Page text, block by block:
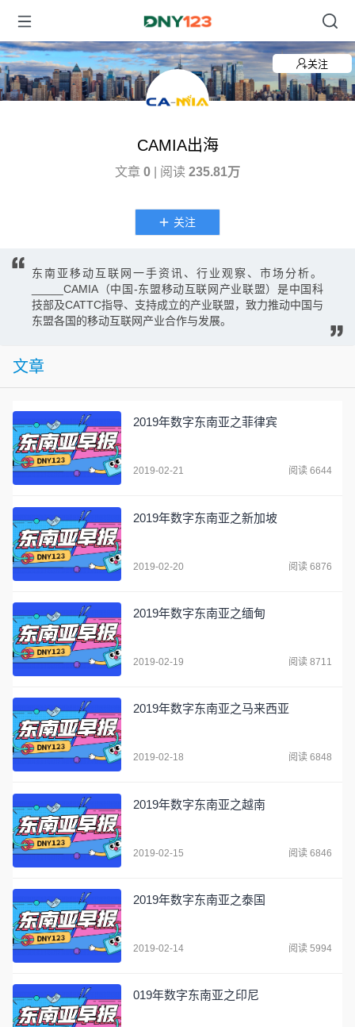
关注
CAMIA出海
文章 0 | 阅读 235.81万
关注
东南亚移动互联网一手资讯、行业观察、市场分析。
_____CAMIA（中国-东盟移动互联网产业联盟）是中国科
技部及CATTC指导、支持成立的产业联盟，致力推动中国与
东盟各国的移动互联网产业合作与发展。
文章
2019年数字东南亚之菲律宾
2019-02-21 阅读 6644
2019年数字东南亚之新加坡
2019-02-20 阅读 6876
2019年数字东南亚之缅甸
2019-02-19 阅读 8711
2019年数字东南亚之马来西亚
2019-02-18 阅读 6848
2019年数字东南亚之越南
2019-02-15 阅读 6846
2019年数字东南亚之泰国
2019-02-14 阅读 5994
019年数字东南亚之印尼